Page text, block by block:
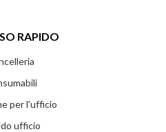
RAPIDO
per l'ufficio
ufficio